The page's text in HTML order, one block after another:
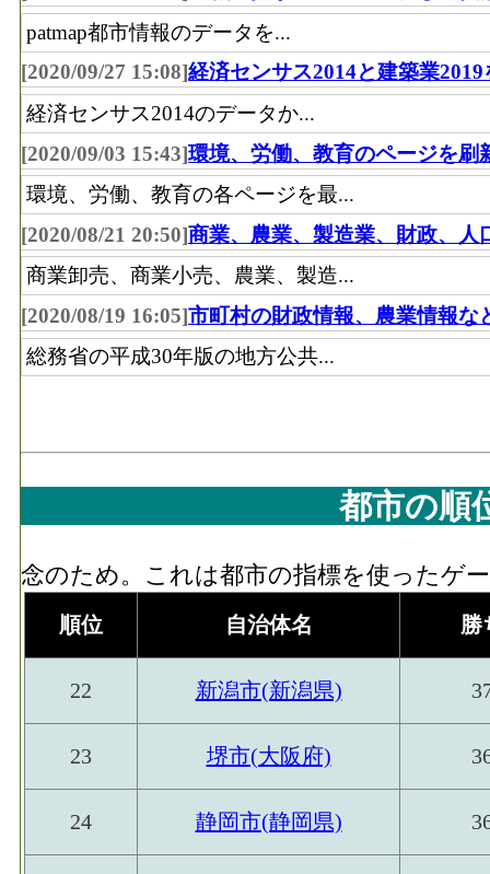
patmap都市情報のデータを...
[2020/09/27 15:08]経済センサス2014と建築業2019
経済センサス2014のデータか...
[2020/09/03 15:43]環境、労働、教育のページを刷
環境、労働、教育の各ページを最...
[2020/08/21 20:50]商業、農業、製造業、財政、人
商業卸売、商業小売、農業、製造...
[2020/08/19 16:05]市町村の財政情報、農業情報な
総務省の平成30年版の地方公共...
都市の順
念のため。これは都市の指標を使ったゲ
順位 自治体名 勝
22 新潟市(新潟県)
23 堺市(大阪府)
24 静岡市(静岡県)